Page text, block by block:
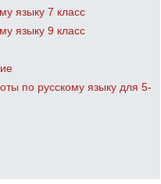
языку 7 класс
языку 9 класс
по русскому языку для 5-